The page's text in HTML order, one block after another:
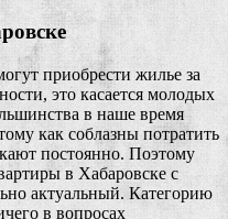
приобрести жилье за
это касается молодых
в наше время
как соблазны потратить
постоянно. Поэтому
в Хабаровске с
актуальный. Категорию
в вопросах